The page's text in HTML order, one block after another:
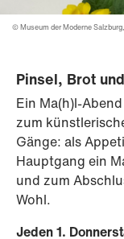
© Museum der Moderne
Pinsel, Brot
Ein Ma(h)l-
zum
Gänge: als
Hauptgang ein
und zum
Wohl.
Jeden 1.